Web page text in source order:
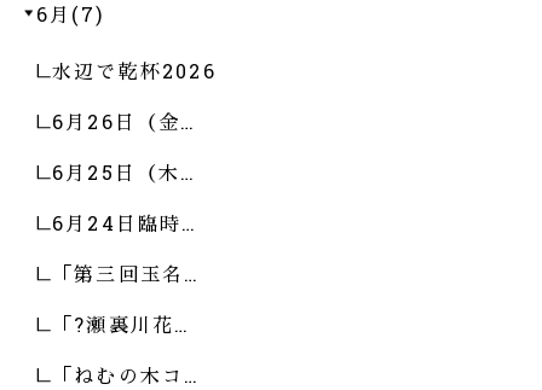
6月(7)
水辺で乾杯2026
6月26日（金…
6月25日（木…
6月24日臨時…
「第三回玉名…
「?瀬裏川花…
「ねむの木コ…